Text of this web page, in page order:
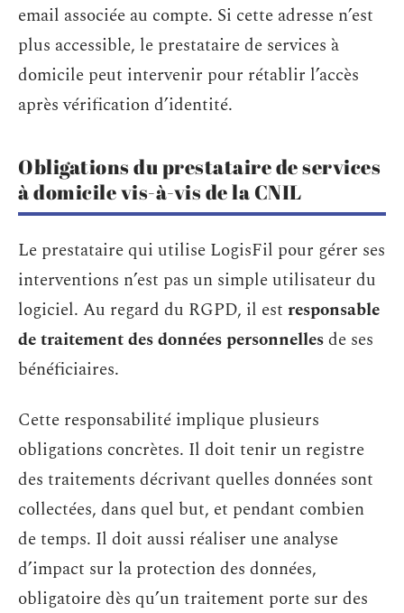
email associée au compte. Si cette adresse n’est
plus accessible, le prestataire de services à
domicile peut intervenir pour rétablir l’accès
après vérification d’identité.
Obligations du prestataire de services
à domicile vis-à-vis de la CNIL
Le prestataire qui utilise LogisFil pour gérer ses
interventions n’est pas un simple utilisateur du
logiciel. Au regard du RGPD, il est responsable
de traitement des données personnellesde ses
bénéficiaires.
Cette responsabilité implique plusieurs
obligations concrètes. Il doit tenir un registre
des traitements décrivant quelles données sont
collectées, dans quel but, et pendant combien
de temps. Il doit aussi réaliser une analyse
d’impact sur la protection des données,
obligatoire dès qu’un traitement porte sur des